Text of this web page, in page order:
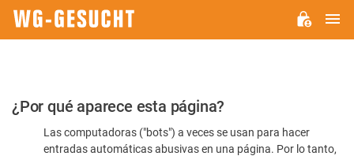
Por
favor,
confirme
¿Por qué aparece esta página?
Las computadoras ("bots") a veces se usan para hacer
entradas automáticas abusivas en una página. Por lo tanto,